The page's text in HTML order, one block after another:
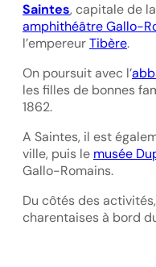
Saintes, capitale de
amphithéâtre Gallo-
l’empereurTibère.
On poursuit avec l’
les filles de bonnes
1862.
A Saintes, il est
ville, puis le musée
Gallo-Romains.
Du côtés des
charentaises à bord